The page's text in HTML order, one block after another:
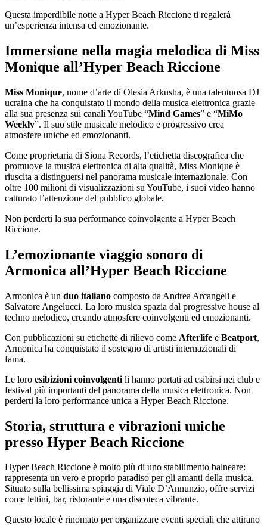
Questa imperdibile notte a Hyper Beach Riccione ti regalerà
un’esperienza intensa ed emozionante.
Immersione nella magia melodica di Miss
Monique all’Hyper Beach Riccione
Miss Monique, nome d’arte di Olesia Arkusha, è una talentuosa DJ
ucraina che ha conquistato il mondo della musica elettronica grazie
alla sua presenza sui canali YouTube “Mind Games” e “MiMo
Weekly”. Il suo stile musicale melodico e progressivo crea
atmosfere uniche ed emozionanti.
Come proprietaria di Siona Records, l’etichetta discografica che
promuove la musica elettronica di alta qualità, Miss Monique è
riuscita a distinguersi nel panorama musicale internazionale. Con
oltre 100 milioni di visualizzazioni su YouTube, i suoi video hanno
catturato l’attenzione del pubblico globale.
Non perderti la sua performance coinvolgente a Hyper Beach
Riccione.
L’emozionante viaggio sonoro di
Armonica all’Hyper Beach Riccione
Armonica è un duo italiano composto da Andrea Arcangeli e
Salvatore Angelucci. La loro musica spazia dal progressive house al
techno melodico, creando atmosfere coinvolgenti ed emozionanti.
Con pubblicazioni su etichette di rilievo come Afterlife e Beatport,
Armonica ha conquistato il sostegno di artisti internazionali di
fama.
Le loro esibizioni coinvolgenti li hanno portati ad esibirsi nei club e
festival più importanti del panorama della musica elettronica. Non
perderti la loro performance unica a Hyper Beach Riccione.
Storia, struttura e vibrazioni uniche
presso Hyper Beach Riccione
Hyper Beach Riccione è molto più di uno stabilimento balneare:
rappresenta un vero e proprio paradiso per gli amanti della musica.
Situato sulla bellissima spiaggia di Viale D’Annunzio, offre servizi
come lettini, bar, ristorante e una discoteca vibrante.
Questo locale è rinomato per organizzare eventi speciali che attirano